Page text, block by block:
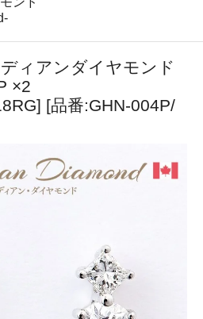
ィアンダイヤモンド
×2
[品番:GHN-004P/